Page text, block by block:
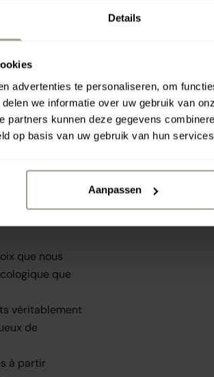
Details
advertenties te personaliseren, om
we informatie over uw gebruik van
partners kunnen deze gegevens
op basis van uw gebruik van hun
Aanpassen
marron
brillance.
sont ceux qui
donner une
que nous
que
véritablement
de
à partir